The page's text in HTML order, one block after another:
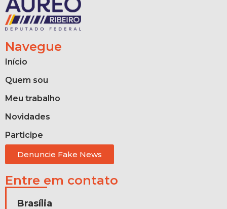
Navegue
Início
Quem sou
Meu trabalho
Novidades
Participe
Denuncie Fake News
Entre em contato
Brasília